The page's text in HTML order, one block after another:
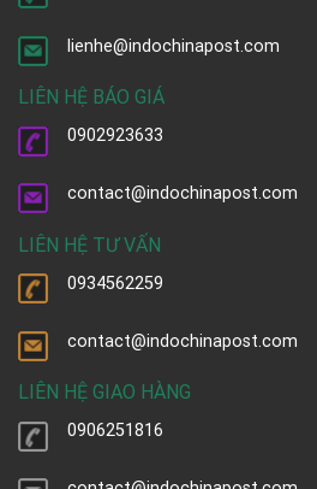
lienhe@indochinapost.com
LIÊN HỆ BÁO GIÁ
0902923633
contact@indochinapost.com
LIÊN HỆ TƯ VẤN
0934562259
contact@indochinapost.com
LIÊN HỆ GIAO HÀNG
0906251816